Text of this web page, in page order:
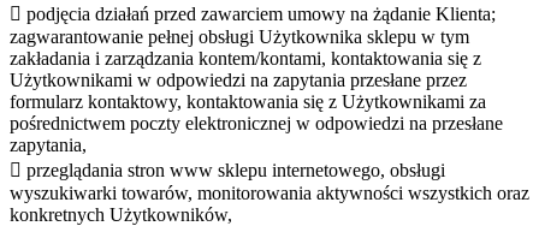
 podjęcia działań przed zawarciem umowy na żądanie Klienta;
zagwarantowanie pełnej obsługi Użytkownika sklepu w tym
zakładania i zarządzania kontem/kontami, kontaktowania się z
Użytkownikami w odpowiedzi na zapytania przesłane przez
formularz kontaktowy, kontaktowania się z Użytkownikami za
pośrednictwem poczty elektronicznej w odpowiedzi na przesłane
zapytania,
 przeglądania stron www sklepu internetowego, obsługi
wyszukiwarki towarów, monitorowania aktywności wszystkich oraz
konkretnych Użytkowników,